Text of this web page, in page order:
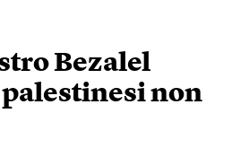
Bezalel
non